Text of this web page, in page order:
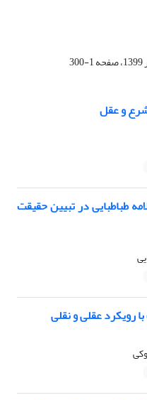
شرع و عقل
طباطبایی در تبیین حقیقت
رویکرد عقلی و نقلی